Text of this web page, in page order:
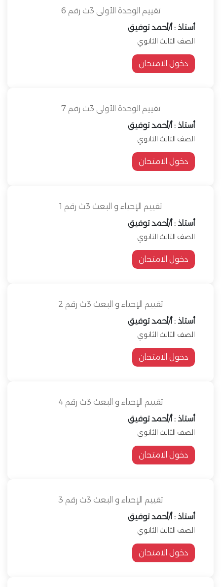
تقييم الوحدة الأولى 3ث رقم 6
أستاذ : أ/أحمد توفيق
الصف الثالث الثانوي
دخول الامتحان
تقييم الوحدة الأولى 3ث رقم 7
أستاذ : أ/أحمد توفيق
الصف الثالث الثانوي
دخول الامتحان
تقييم الإحياء و البعث 3ث رقم 1
أستاذ : أ/أحمد توفيق
الصف الثالث الثانوي
دخول الامتحان
تقييم الإحياء و البعث 3ث رقم 2
أستاذ : أ/أحمد توفيق
الصف الثالث الثانوي
دخول الامتحان
تقييم الإحياء و البعث 3ث رقم 4
أستاذ : أ/أحمد توفيق
الصف الثالث الثانوي
دخول الامتحان
تقييم الإحياء و البعث 3ث رقم 3
أستاذ : أ/أحمد توفيق
الصف الثالث الثانوي
دخول الامتحان